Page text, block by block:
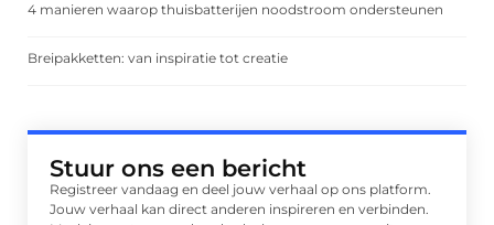
4 manieren waarop thuisbatterijen noodstroom ondersteunen
Breipakketten: van inspiratie tot creatie
Stuur ons een bericht
Registreer vandaag en deel jouw verhaal op ons platform.
Jouw verhaal kan direct anderen inspireren en verbinden.